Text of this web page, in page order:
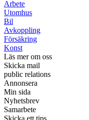
Arbete
Utomhus
Bil
Avkoppling
Försäkring
Konst
Läs mer om oss
Skicka mail
public relations
Annonsera
Min sida
Nyhetsbrev
Samarbete